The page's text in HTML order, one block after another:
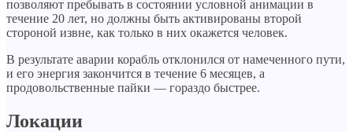
позволяют пребывать в состоянии условной анимации в
течение 20 лет, но должны быть активированы второй
стороной извне, как только в них окажется человек.
В результате аварии корабль отклонился от намеченного пути,
и его энергия закончится в течение 6 месяцев, а
продовольственные пайки — гораздо быстрее.
Локации